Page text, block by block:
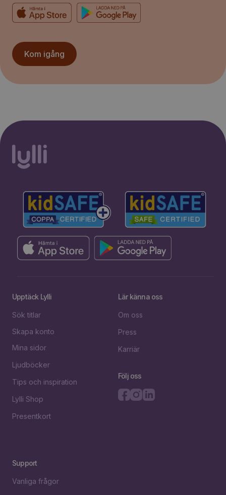
Kom igång
Upptäck Lylli
Sök titlar
Skapa konto
Mina sidor
Ljudböcker
Tips och inspiration
Lylli Shop
Presentkort
Lär känna oss
Om oss
Press
Karriär
Följ oss
Support
Vanliga frågor